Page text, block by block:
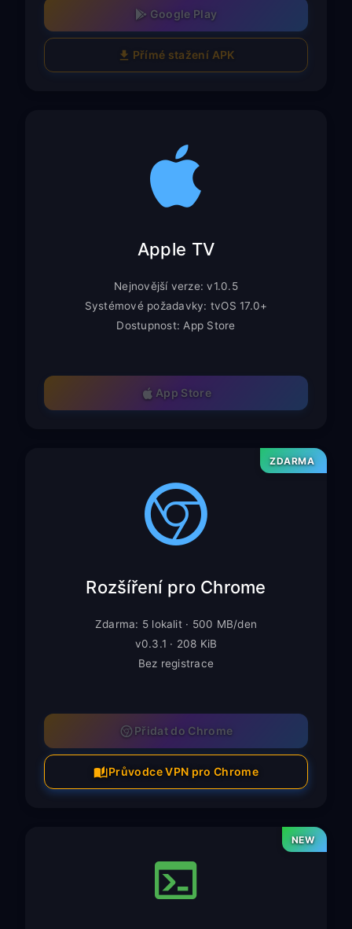
Google Play
Přímé stažení APK
Apple TV
Nejnovější verze: v1.0.5
Systémové požadavky: tvOS 17.0+
Dostupnost: App Store
App Store
ZDARMA
Rozšíření pro Chrome
Zdarma: 5 lokalit · 500 MB/den
v0.3.1 · 208 KiB
Bez registrace
Přidat do Chrome
Průvodce VPN pro Chrome
NEW